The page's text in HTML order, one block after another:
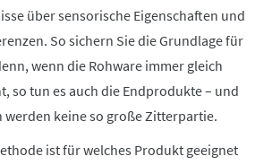
über sensorische Eigenschaften und
So sichern Sie die Grundlage für
wenn die Rohware immer gleich
so tun es auch die Endprodukte – und
keine so große Zitterpartie.
ist für welches Produkt geeignet